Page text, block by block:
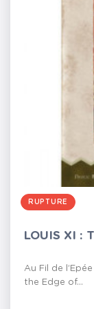
RUPTURE
LOUIS XI :
Au Fil de
the Edge of...